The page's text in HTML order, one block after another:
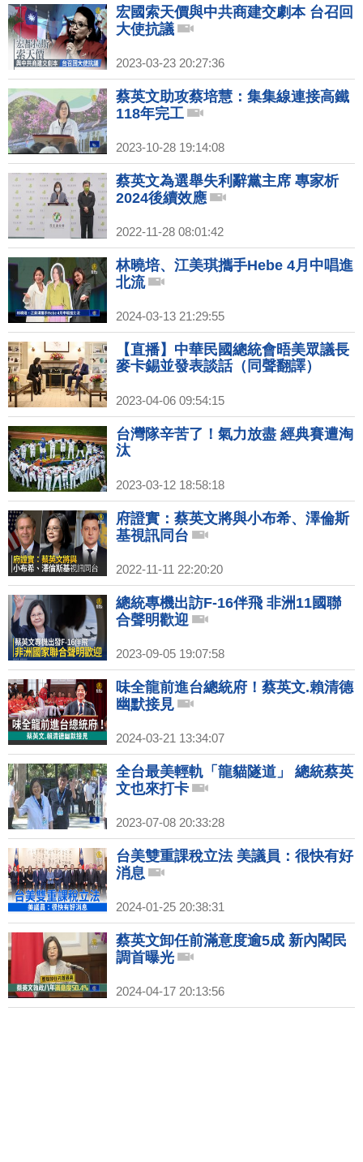
宏國索天價與中共商建交劇本 台召回
大使抗議
2023-03-23 20:27:36
蔡英文助攻蔡培慧：集集線連接高鐵
118年完工
2023-10-28 19:14:08
蔡英文為選舉失利辭黨主席 專家析
2024後續效應
2022-11-28 08:01:42
林曉培、江美琪攜手Hebe 4月中唱進
北流
2024-03-13 21:29:55
【直播】中華民國總統會晤美眾議長
麥卡錫並發表談話（同聲翻譯）
2023-04-06 09:54:15
台灣隊辛苦了！氣力放盡 經典賽遭淘
汰
2023-03-12 18:58:18
府證實：蔡英文將與小布希、澤倫斯
基視訊同台
2022-11-11 22:20:20
總統專機出訪F-16伴飛 非洲11國聯
合聲明歡迎
2023-09-05 19:07:58
味全龍前進台總統府！蔡英文.賴清德
幽默接見
2024-03-21 13:34:07
全台最美輕軌「龍貓隧道」 總統蔡英
文也來打卡
2023-07-08 20:33:28
台美雙重課稅立法 美議員：很快有好
消息
2024-01-25 20:38:31
蔡英文卸任前滿意度逾5成 新內閣民
調首曝光
2024-04-17 20:13:56